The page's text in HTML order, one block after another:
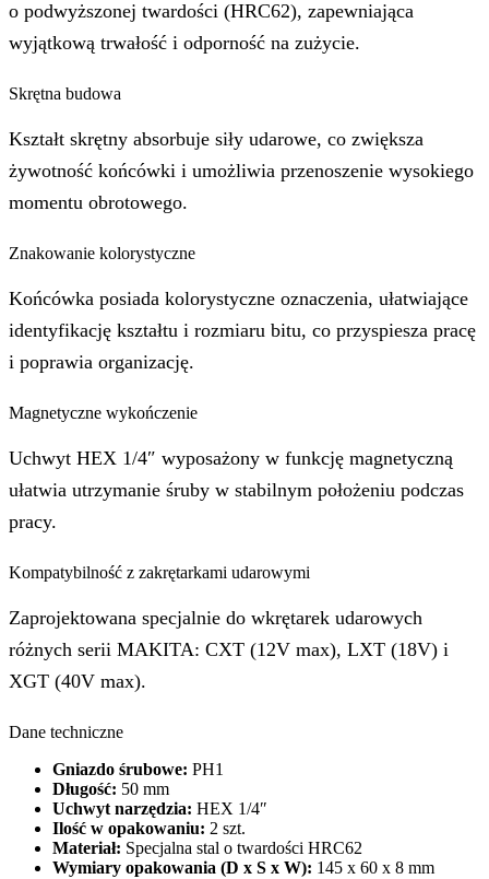
o podwyższonej twardości (HRC62), zapewniająca
wyjątkową trwałość i odporność na zużycie.
Skrętna budowa
Kształt skrętny absorbuje siły udarowe, co zwiększa
żywotność końcówki i umożliwia przenoszenie wysokiego
momentu obrotowego.
Znakowanie kolorystyczne
Końcówka posiada kolorystyczne oznaczenia, ułatwiające
identyfikację kształtu i rozmiaru bitu, co przyspiesza pracę
i poprawia organizację.
Magnetyczne wykończenie
Uchwyt HEX 1/4″ wyposażony w funkcję magnetyczną
ułatwia utrzymanie śruby w stabilnym położeniu podczas
pracy.
Kompatybilność z zakrętarkami udarowymi
Zaprojektowana specjalnie do wkrętarek udarowych
różnych serii MAKITA: CXT (12V max), LXT (18V) i
XGT (40V max).
Dane techniczne
Gniazdo śrubowe: PH1
Długość: 50 mm
Uchwyt narzędzia: HEX 1/4″
Ilość w opakowaniu: 2 szt.
Materiał: Specjalna stal o twardości HRC62
Wymiary opakowania (D x S x W): 145 x 60 x 8 mm